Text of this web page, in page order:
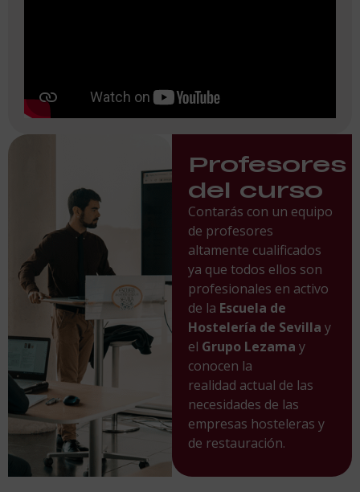
Profesores
del curso
Contarás con un equipo
de profesores
altamente cualificados
ya que todos ellos son
profesionales en activo
de la Escuela de
Hostelería de Sevilla y
el Grupo Lezama y
conocen la
realidad actual de las
necesidades de las
empresas hosteleras y
de restauración.